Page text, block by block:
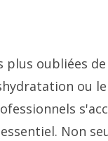
plus oubliées
ou
Non